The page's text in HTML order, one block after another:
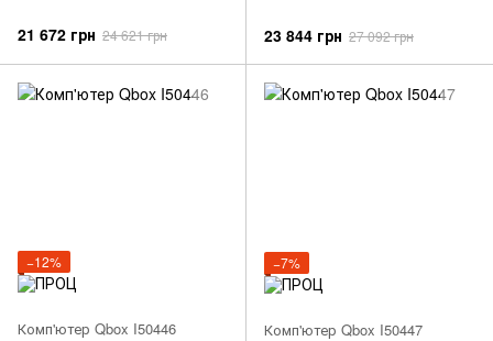
21 672 грн 24 621 грн 23 844 грн 27 092 грн
−12%
Комп'ютер Qbox I50446
−7%
Комп'ютер Qbox I50447